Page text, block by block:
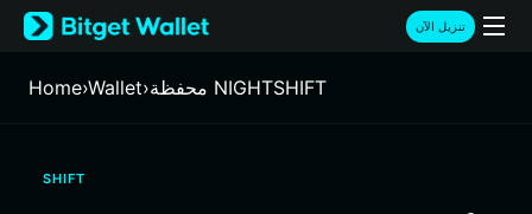
English
日本語
Русский
Italiano
تنزيل الآن
Home›Wallet› محفظة NIGHTSHIFT
SHIFT